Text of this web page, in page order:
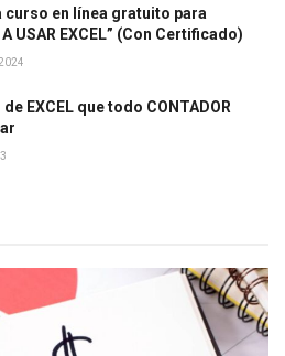
curso en línea gratuito para
A USAR EXCEL” (Con Certificado)
EXCEL que todo CONTADOR